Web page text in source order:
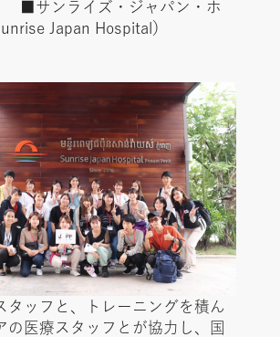
■サンライズ・ジャパン・ホ
Japan Hospital）
タッフと、トレーニングを積ん
の医療スタッフとが協力し、国